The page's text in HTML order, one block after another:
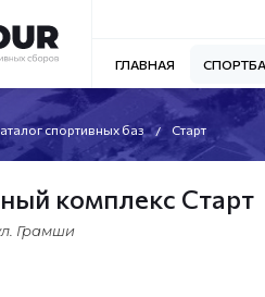
ГЛАВНАЯ
спортивных баз Старт
комплекс Старт
Грамши